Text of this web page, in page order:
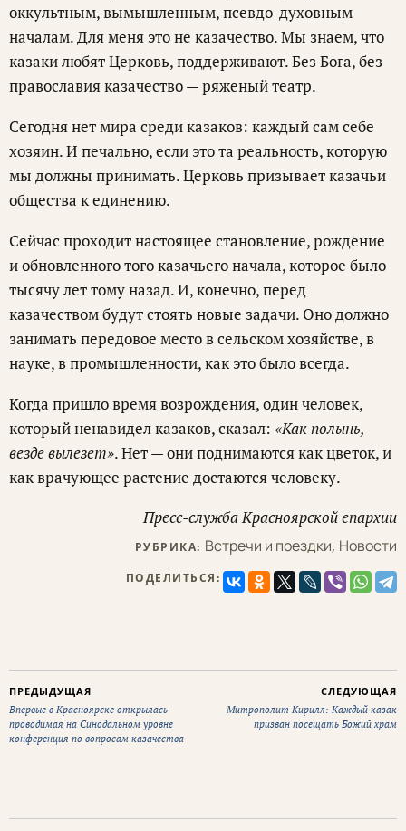
оккультным, вымышленным, псевдо-духовным
началам. Для меня это не казачество. Мы знаем, что
казаки любят Церковь, поддерживают. Без Бога, без
православия казачество — ряженый театр.
Сегодня нет мира среди казаков: каждый сам себе
хозяин. И печально, если это та реальность, которую
мы должны принимать. Церковь призывает казачьи
общества к единению.
Сейчас проходит настоящее становление, рождение
и обновленного того казачьего начала, которое было
тысячу лет тому назад. И, конечно, перед
казачеством будут стоять новые задачи. Оно должно
занимать передовое место в сельском хозяйстве, в
науке, в промышленности, как это было всегда.
Когда пришло время возрождения, один человек,
который ненавидел казаков, сказал: «Как полынь,
везде вылезет». Нет — они поднимаются как цветок, и
как врачующее растение достаются человеку.
Пресс-служба Красноярской епархии
РУБРИКА: Встречи и поездки, Новости
ПОДЕЛИТЬСЯ:
ПРЕДЫДУЩАЯ
Впервые в Красноярске открылась
проводимая на Синодальном уровне
конференция по вопросам казачества
СЛЕДУЮЩАЯ
Митрополит Кирилл: Каждый казак
призван посещать Божий храм